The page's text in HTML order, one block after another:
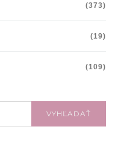
(373)
(19)
(109)
VYHĽADAŤ